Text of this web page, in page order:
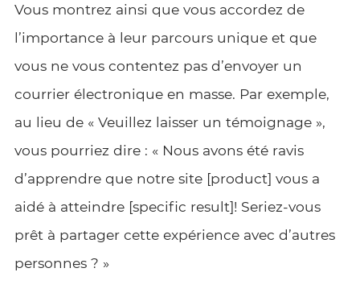
Vous montrez ainsi que vous accordez de
l’importance à leur parcours unique et que
vous ne vous contentez pas d’envoyer un
courrier électronique en masse. Par exemple,
au lieu de « Veuillez laisser un témoignage »,
vous pourriez dire : « Nous avons été ravis
d’apprendre que notre site [product] vous a
aidé à atteindre [specific result]! Seriez-vous
prêt à partager cette expérience avec d’autres
personnes ? »